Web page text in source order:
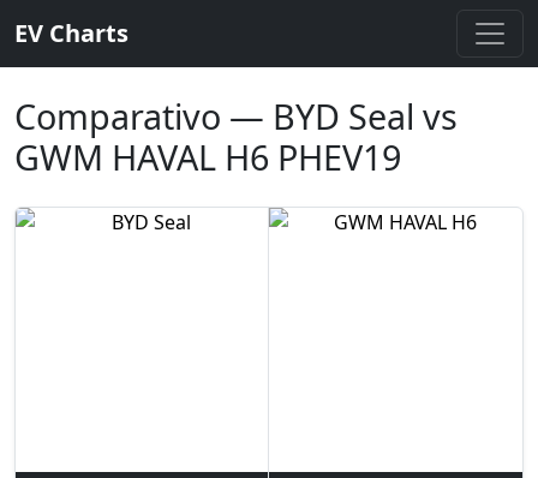
EV Charts
Comparativo — BYD Seal vs
GWM HAVAL H6 PHEV19